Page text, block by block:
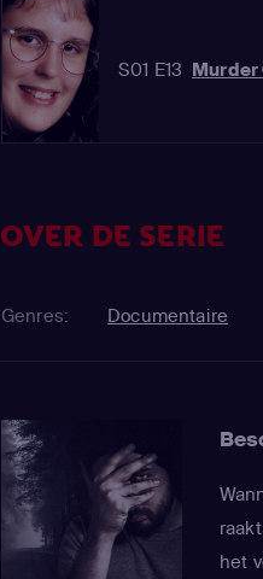
S01 E13 Murder
OVER DE SERIE
Genres: Documentaire
het